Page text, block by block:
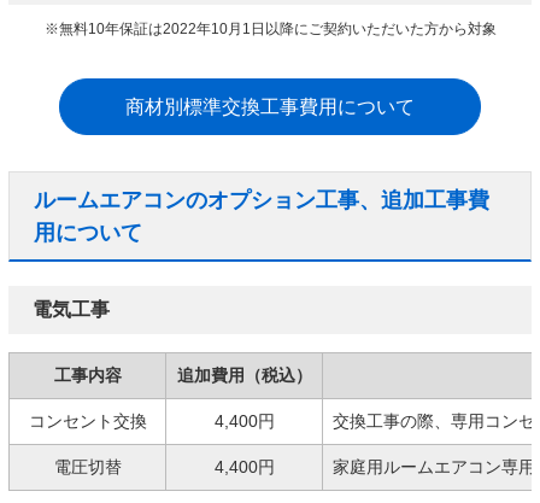
※無料10年保証は2022年10月1日以降にご契約いただいた方から対象
商材別標準交換工事費用について
ルームエアコンのオプション工事、追加工事費
用について
電気工事
工事内容 追加費用（税込）
コンセント交換 4,400円 交換工事の際、専用コン
電圧切替 4,400円 家庭用ルームエアコン専